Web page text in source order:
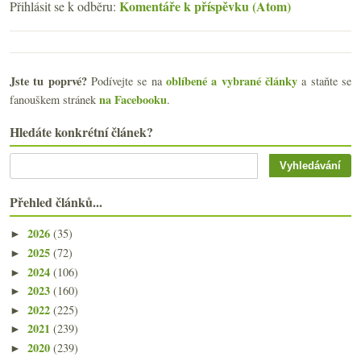
Přihlásit se k odběru: Komentáře k příspěvku (Atom)
Jste tu poprvé?Podívejte se naoblíbené a vybrané články a staňte se
fanouškem stránek na Facebooku.
Hledáte konkrétní článek?
Přehled článků...
► 2026 (35)
► 2025 (72)
► 2024 (106)
► 2023 (160)
► 2022 (225)
► 2021 (239)
► 2020 (239)